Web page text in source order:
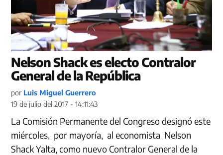
Nelson Shack es electo Contralor
General de la República
por Luis Miguel Guerrero
19 de julio del 2017 - 14:11:43
La Comisión Permanente del Congreso designó este
miércoles, por mayoría, al economista Nelson
Shack Yalta, como nuevo Contralor General de la